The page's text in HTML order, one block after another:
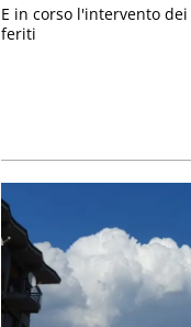
E in corso l'intervento
feriti